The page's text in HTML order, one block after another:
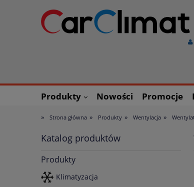
Produkty Nowości Promocje
» Strona główna » Produkty » Wentylacja »
Katalog produktów
Produkty
Klimatyzacja